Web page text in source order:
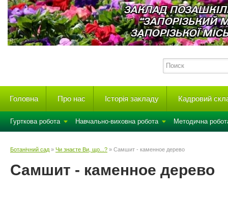
Головна Про нас Історія закладу Кадровий
Гурткова робота Навчально-виховна робота Методична
Ботанічний сад » Чи знаєте Ви, що...? » Самшит - каменное дерево
Самшит - каменное дерево